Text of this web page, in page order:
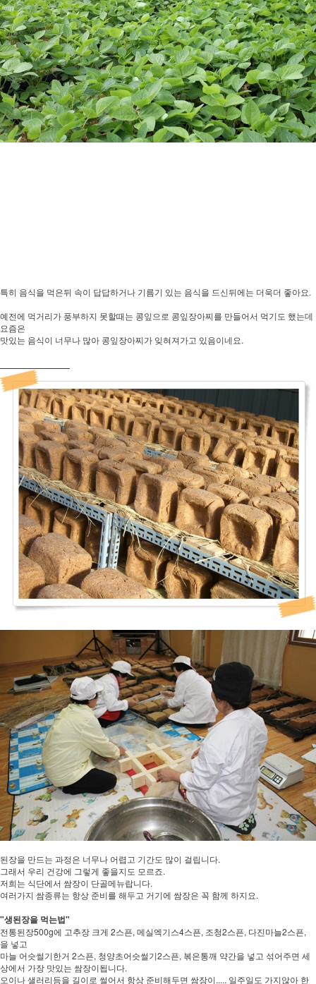
특히 음식을 먹은뒤 속이 답답하거나 기름기 있는 음식을 드신뒤에는 더욱더 좋아요.
예전에 먹거리가 풍부하지 못할때는 콩잎으로 콩잎장아찌를 만들어서 먹기도 했는데
요즘은
맛있는 음식이 너무나 많아 콩잎장아찌가 잊혀져가고 있음이네요.
된장을 만드는 과정은 너무나 어렵고 기간도 많이 걸립니다.
그래서 우리 건강에 그렇게 좋을지도 모르죠.
저희는 식단에서 쌈장이 단골메뉴랍니다.
여러가지 쌈종류는 항상 준비를 해두고 거기에 쌈장은 꼭 함께 하지요.
"생된장을 먹는법"
전통된장500g에 고추장 크게 2스픈, 메실엑기스4스픈, 조청2스픈, 다진마늘2스픈,
을 넣고
마늘 어슷썰기한거 2스픈, 청양초어슷썰기2스픈, 볶은통깨 약간을 넣고 섞어주면 세
상에서 가장 맛있는 쌈장이됩니다.
오이나 샐러리등을 길이로 썰어서 항상 준비해두면 쌈장이..... 일주일도 가지않아 한